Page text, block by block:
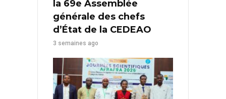
la 69e Assemblée
générale des chefs
d’État de la CEDEAO
3 semaines ago